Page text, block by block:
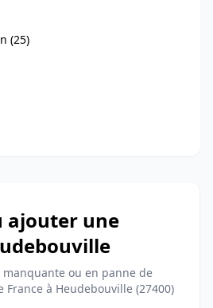
(25)
ajouter une
ou en panne de
France à Heudebouville (27400)